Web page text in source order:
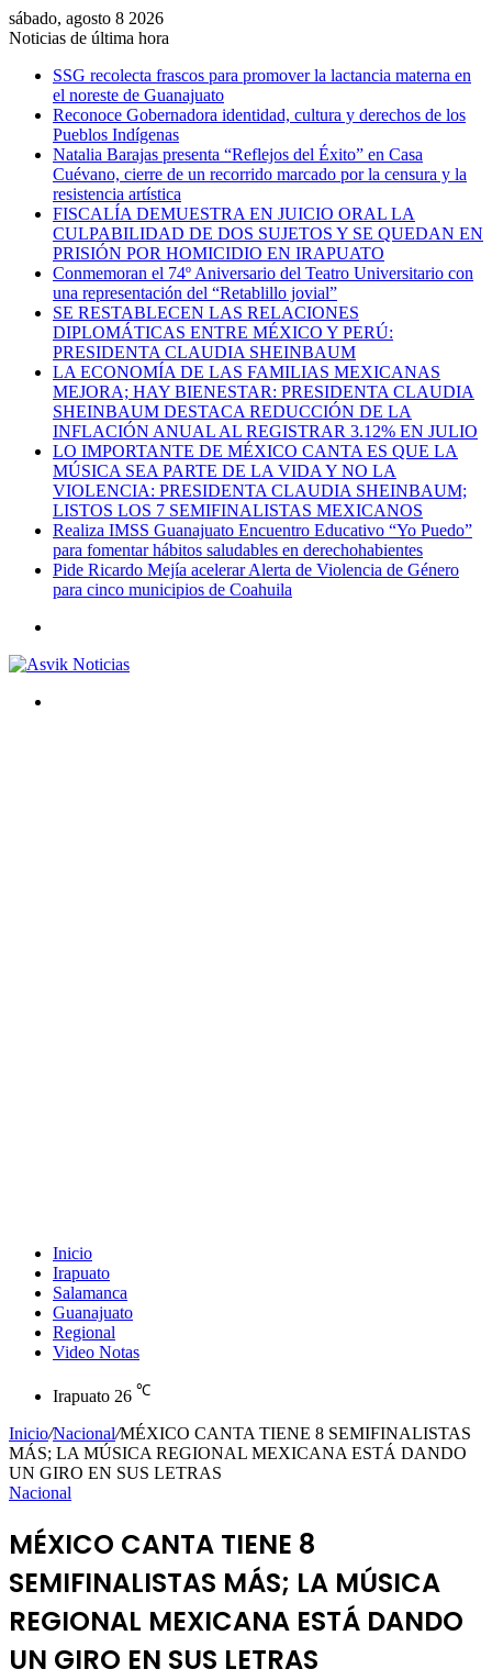
sábado, agosto 8 2026
Noticias de última hora
SSG recolecta frascos para promover la lactancia materna en
el noreste de Guanajuato
Reconoce Gobernadora identidad, cultura y derechos de los
Pueblos Indígenas
Natalia Barajas presenta “Reflejos del Éxito” en Casa
Cuévano, cierre de un recorrido marcado por la censura y la
resistencia artística
FISCALÍA DEMUESTRA EN JUICIO ORAL LA
CULPABILIDAD DE DOS SUJETOS Y SE QUEDAN EN
PRISIÓN POR HOMICIDIO EN IRAPUATO
Conmemoran el 74º Aniversario del Teatro Universitario con
una representación del “Retablillo jovial”
SE RESTABLECEN LAS RELACIONES
DIPLOMÁTICAS ENTRE MÉXICO Y PERÚ:
PRESIDENTA CLAUDIA SHEINBAUM
LA ECONOMÍA DE LAS FAMILIAS MEXICANAS
MEJORA; HAY BIENESTAR: PRESIDENTA CLAUDIA
SHEINBAUM DESTACA REDUCCIÓN DE LA
INFLACIÓN ANUAL AL REGISTRAR 3.12% EN JULIO
LO IMPORTANTE DE MÉXICO CANTA ES QUE LA
MÚSICA SEA PARTE DE LA VIDA Y NO LA
VIOLENCIA: PRESIDENTA CLAUDIA SHEINBAUM;
LISTOS LOS 7 SEMIFINALISTAS MEXICANOS
Realiza IMSS Guanajuato Encuentro Educativo “Yo Puedo”
para fomentar hábitos saludables en derechohabientes
Pide Ricardo Mejía acelerar Alerta de Violencia de Género
para cinco municipios de Coahuila
Inicio
Irapuato
Salamanca
Guanajuato
Regional
Video Notas
Irapuato 26 ℃
Inicio/Nacional/MÉXICO CANTA TIENE 8 SEMIFINALISTAS
MÁS; LA MÚSICA REGIONAL MEXICANA ESTÁ DANDO
UN GIRO EN SUS LETRAS
Nacional
MÉXICO CANTA TIENE 8
SEMIFINALISTAS MÁS; LA MÚSICA
REGIONAL MEXICANA ESTÁ DANDO
UN GIRO EN SUS LETRAS